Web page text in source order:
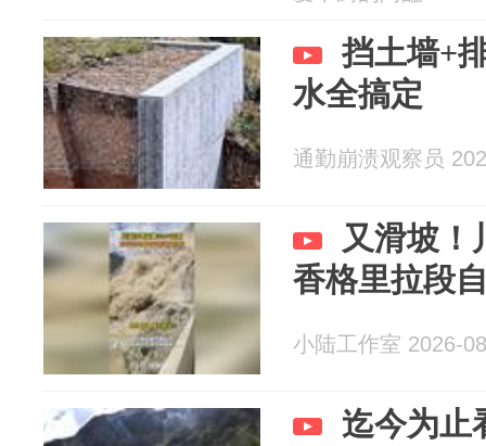
挡土墙+
水全搞定
通勤崩溃观察员
又滑坡！
香格里拉段
小陆工作室 2026-
迄今为止